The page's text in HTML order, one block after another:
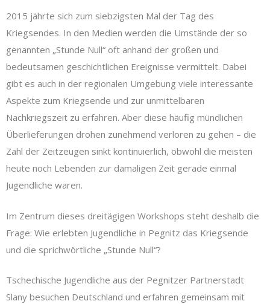
2015 jährte sich zum siebzigsten Mal der Tag des
Kriegsendes. In den Medien werden die Umstände der so
genannten „Stunde Null“ oft anhand der großen und
bedeutsamen geschichtlichen Ereignisse vermittelt. Dabei
gibt es auch in der regionalen Umgebung viele interessante
Aspekte zum Kriegsende und zur unmittelbaren
Nachkriegszeit zu erfahren. Aber diese häufig mündlichen
Überlieferungen drohen zunehmend verloren zu gehen – die
Zahl der Zeitzeugen sinkt kontinuierlich, obwohl die meisten
heute noch Lebenden zur damaligen Zeit gerade einmal
Jugendliche waren.
Im Zentrum dieses dreitägigen Workshops steht deshalb die
Frage: Wie erlebten Jugendliche in Pegnitz das Kriegsende
und die sprichwörtliche „Stunde Null“?
Tschechische Jugendliche aus der Pegnitzer Partnerstadt
Slany besuchen Deutschland und erfahren gemeinsam mit